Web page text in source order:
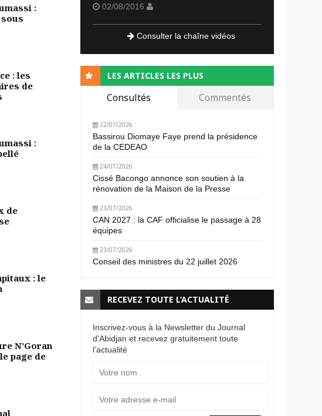
:
: les
de
:
de
: le
N’Goran
page de
02/08/2016
Consulter la chaîne vidéos
LES ARTICLES LES PLUS
Consultés Commentés
22/07/2026
Bassirou Diomaye Faye prend la présidence
de la CEDEAO
24/07/2026
Cissé Bacongo annonce son soutien à la
rénovation de la Maison de la Presse
23/07/2026
CAN 2027 : la CAF officialise le passage à 28
équipes
23/07/2026
Conseil des ministres du 22 juillet 2026
RECEVEZ TOUTE L’ACTUALITÉ
Inscrivez-vous à la Newsletter du Journal
d'Abidjan et recevez gratuitement toute
l’actualité